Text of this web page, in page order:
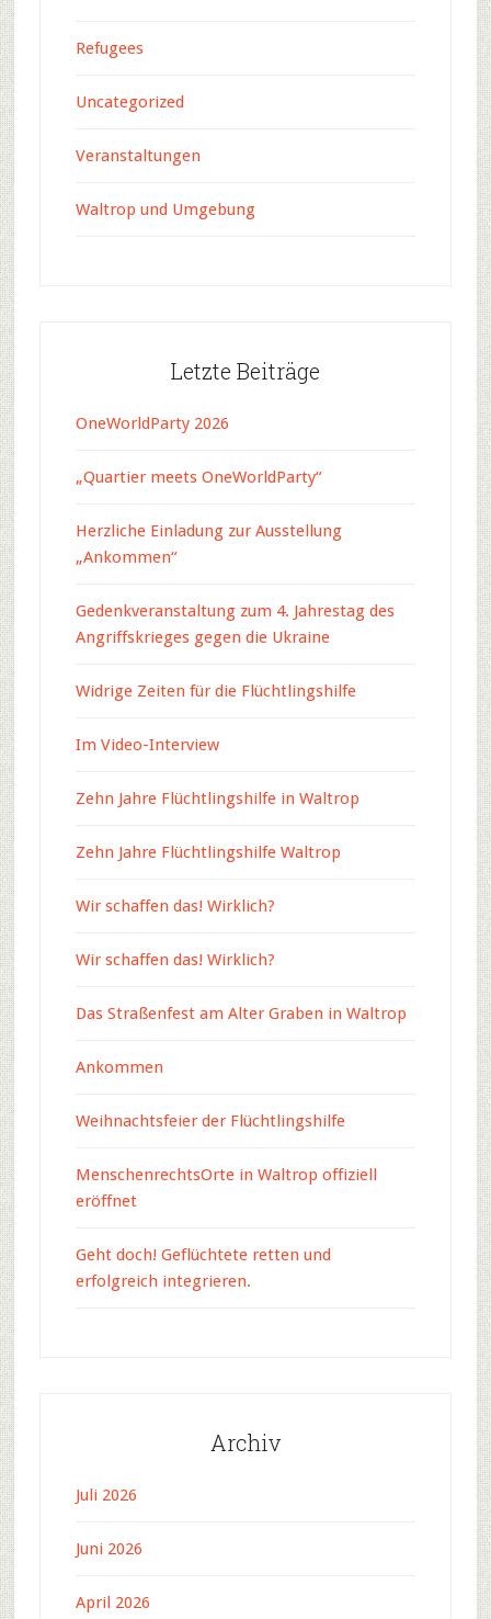
Refugees
Uncategorized
Veranstaltungen
Waltrop und Umgebung
Letzte Beiträge
OneWorldParty 2026
„Quartier meets OneWorldParty“
Herzliche Einladung zur Ausstellung
„Ankommen“
Gedenkveranstaltung zum 4. Jahrestag des
Angriffskrieges gegen die Ukraine
Widrige Zeiten für die Flüchtlingshilfe
Im Video-Interview
Zehn Jahre Flüchtlingshilfe in Waltrop
Zehn Jahre Flüchtlingshilfe Waltrop
Wir schaffen das! Wirklich?
Wir schaffen das! Wirklich?
Das Straßenfest am Alter Graben in Waltrop
Ankommen
Weihnachtsfeier der Flüchtlingshilfe
MenschenrechtsOrte in Waltrop offiziell
eröffnet
Geht doch! Geflüchtete retten und
erfolgreich integrieren.
Archiv
Juli 2026
Juni 2026
April 2026